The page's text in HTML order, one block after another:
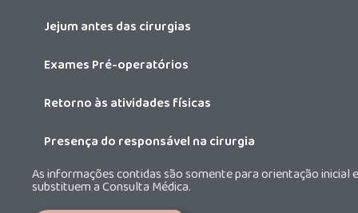
Jejum antes das cirurgias
Exames Pré-operatórios
Retorno às atividades físicas
Presença do responsável na cirurgia
As informações contidas são somente para orientação inicial
substituem a Consulta Médica.